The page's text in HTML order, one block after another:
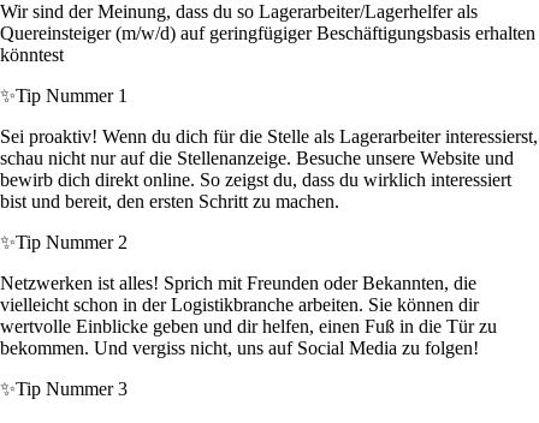
Wir sind der Meinung, dass du so Lagerarbeiter/Lagerhelfer als
Quereinsteiger (m/w/d) auf geringfügiger Beschäftigungsbasis erhalten
könntest
✨Tip Nummer 1
Sei proaktiv! Wenn du dich für die Stelle als Lagerarbeiter interessierst,
schau nicht nur auf die Stellenanzeige. Besuche unsere Website und
bewirb dich direkt online. So zeigst du, dass du wirklich interessiert
bist und bereit, den ersten Schritt zu machen.
✨Tip Nummer 2
Netzwerken ist alles! Sprich mit Freunden oder Bekannten, die
vielleicht schon in der Logistikbranche arbeiten. Sie können dir
wertvolle Einblicke geben und dir helfen, einen Fuß in die Tür zu
bekommen. Und vergiss nicht, uns auf Social Media zu folgen!
✨Tip Nummer 3